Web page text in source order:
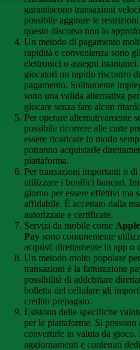
garantiscono transazioni
possibile aggirare le
questo discorso non lo
Un metodo di pagamento
rapidità e convenienza sono gli
elettronici o assegni
giocatori un rapido riscontro
pagamento. Solitamente
sono una valida alternativa
giocare senza fare alcun
Per operare alternativamente
possibile ricorrere alle carte
essere ricaricate in modo
potranno acquistarle
piattaforma.
Per transazioni importanti o
utilizzare i bonifici bancari.
giorno per essere effettivi ma
affidabile. È accettato dalla
autorizzate e certificate.
Servizi da mobile come
Pay sono comunemente
acquisti direttamente in app o
Un metodo molto popolare
transazioni è la fatturazione
possibilità di addebitare
bolletta del cellulare gli
credito prepagato.
Esistono delle specifiche
per le piattaforme. Si possono
convertirle in valuta da gioco.
aggiornamenti e contenuti